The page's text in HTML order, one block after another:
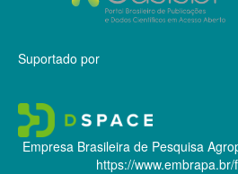
Suportado por
Empresa Brasileira de Pesquisa
https://